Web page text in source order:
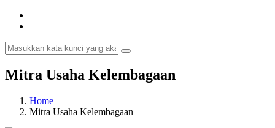
Mitra Usaha Kelembagaan
Home
Mitra Usaha Kelembagaan